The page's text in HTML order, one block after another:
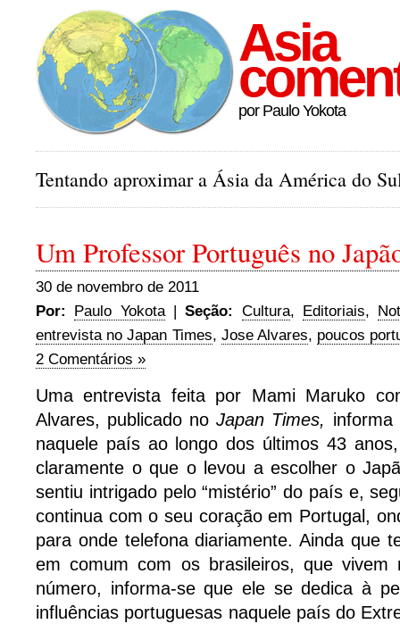
Asia
por Paulo Yokota
Tentando aproximar a Ásia da América do
Um Professor Português no
30 de novembro de 2011
Por:
Paulo Yokota|Seção: Cultura, Editoriais,
entrevista no Japan Times, Jose Alvares, poucos
2 Comentários »
Uma entrevista feita por Mami Maruko
Alvares, publicado noJapan Times, informa
naquele país ao longo dos últimos 43
claramente o que o levou a escolher o
sentiu intrigado pelo “mistério” do país e,
continua com o seu coração em Portugal,
para onde telefona diariamente. Ainda que
em comum com os brasileiros, que vivem
número, informa-se que ele se dedica à
influências portuguesas naquele país do